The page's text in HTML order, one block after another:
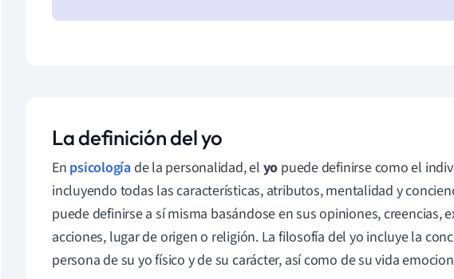
La definición del yo
En psicologíade la personalidad, el yo puede definirse como el
incluyendo todas lascaracterísticas, atributos, mentalidad y
puede definirse a sí misma basándose en sus opiniones, creencias,
acciones, lugar de origen o religión. La filosofía del yo incluye la
persona de su yo físico y de su carácter, así como de su vida